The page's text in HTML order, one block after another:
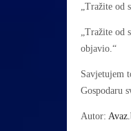
„Tražite od
„Tražite
objavio.“
Savjetujem
Gospodaru
Autor: